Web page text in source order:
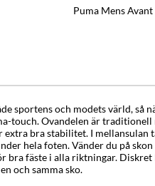
Puma Mens
sportens och modets värld, så
touch. Ovandelen är
bra stabilitet. I mellansulan
hela foten. Vänder du på
bra fäste i alla riktningar.
och samma sko.